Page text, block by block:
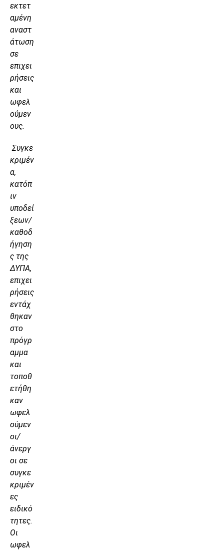
εκτετ
αμένη
αναστ
άτωση
σε
επιχει
ρήσεις
και
ωφελ
ούμεν
ους.
Συγκε
κριμέν
α,
κατόπ
ιν
υποδεί
ξεων/
καθοδ
ήγηση
ς της
ΔΥΠΑ,
επιχει
ρήσεις
εντάχ
θηκαν
στο
πρόγρ
αμμα
και
τοποθ
ετήθη
καν
ωφελ
ούμεν
οι/
άνεργ
οι σε
συγκε
κριμέν
ες
ειδικό
τητες.
Οι
ωφελ